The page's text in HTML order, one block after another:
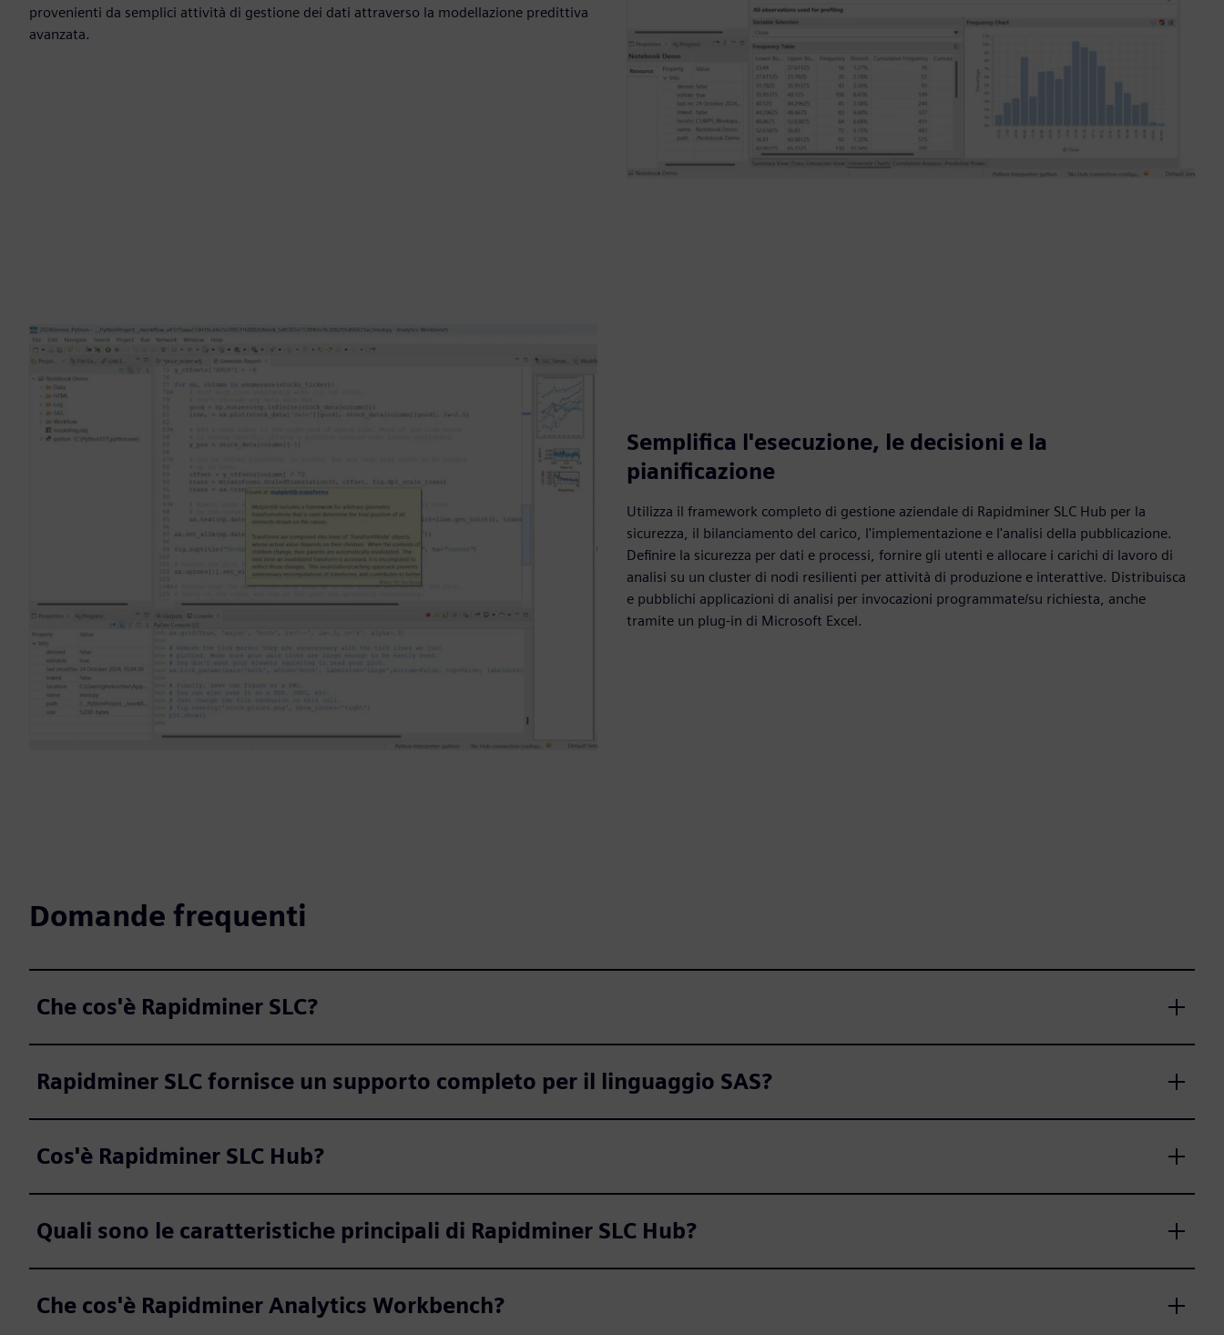
provenienti da semplici attività di gestione dei dati attraverso la modellazione predittiva
avanzata.
Semplifica l'esecuzione, le decisioni e la
pianificazione
Utilizza il framework completo di gestione aziendale di Rapidminer SLC Hub per la
sicurezza, il bilanciamento del carico, l'implementazione e l'analisi della pubblicazione.
Definire la sicurezza per dati e processi, fornire gli utenti e allocare i carichi di lavoro di
analisi su un cluster di nodi resilienti per attività di produzione e interattive. Distribuisca
e pubblichi applicazioni di analisi per invocazioni programmate/su richiesta, anche
tramite un plug-in di Microsoft Excel.
Domande frequenti
Che cos'è Rapidminer SLC?
Rapidminer SLC fornisce un supporto completo per il linguaggio SAS?
Cos'è Rapidminer SLC Hub?
Quali sono le caratteristiche principali di Rapidminer SLC Hub?
Che cos'è Rapidminer Analytics Workbench?